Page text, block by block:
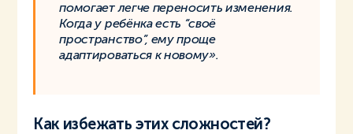
помогает легче переносить изменения.
Когда у ребёнка есть “своё
пространство”, ему проще
адаптироваться к новому».
Как избежать этих сложностей?